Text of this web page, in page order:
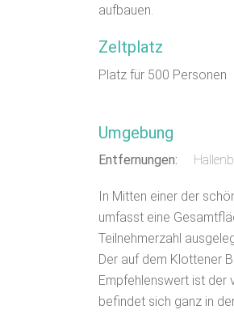
aufbauen.
Zeltplatz
Platz für 500 Personen
Umgebung
Entfernungen:
In Mitten einer der
umfasst eine
Teilnehmerzahl
Der auf dem Klottener
Empfehlenswert ist der
befindet sich ganz in